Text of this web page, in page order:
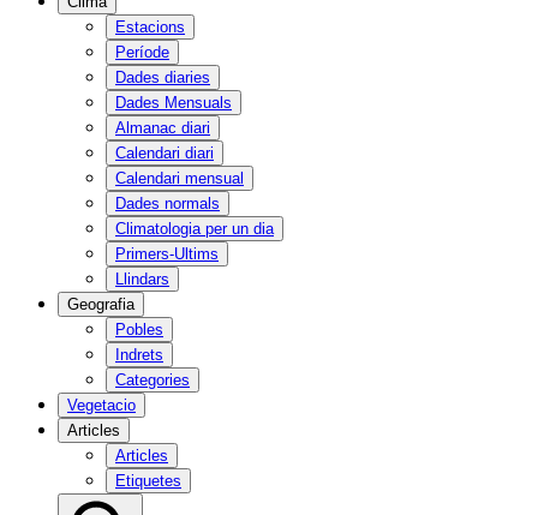
Estacions
Període
Dades diaries
Dades Mensuals
Almanac diari
Calendari diari
Calendari mensual
Dades normals
Climatologia per un dia
Primers-Ultims
Llindars
Geografia
Pobles
Indrets
Categories
Vegetacio
Articles
Articles
Etiquetes